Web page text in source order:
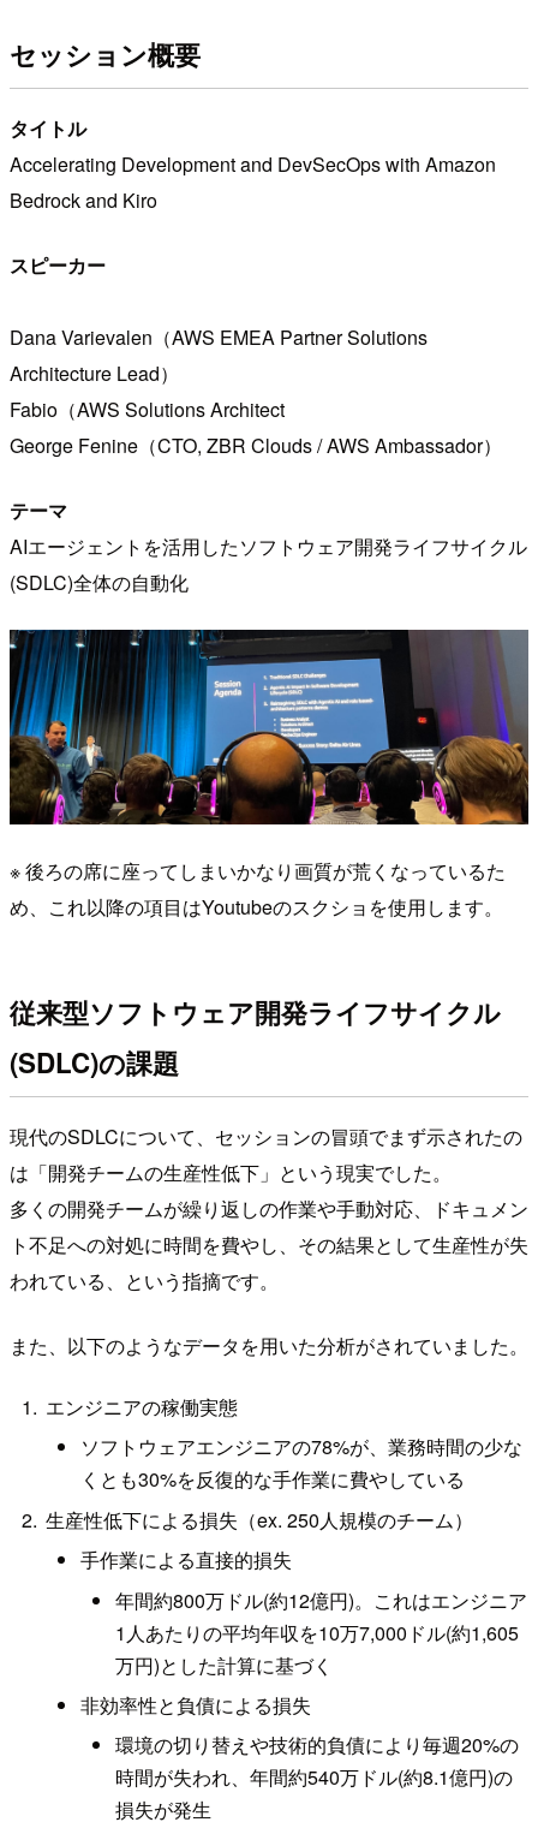
セッション概要
タイトル
Accelerating Development and DevSecOps with Amazon
Bedrock and Kiro
スピーカー
Dana Varievalen（AWS EMEA Partner Solutions
Architecture Lead）
Fabio（AWS Solutions Architect
George Fenine（CTO, ZBR Clouds / AWS Ambassador）
テーマ
AIエージェントを活用したソフトウェア開発ライフサイクル
(SDLC)全体の自動化
※ 後ろの席に座ってしまいかなり画質が荒くなっているた
め、これ以降の項目はYoutubeのスクショを使用します。
従来型ソフトウェア開発ライフサイクル
(SDLC)の課題
現代のSDLCについて、セッションの冒頭でまず示されたの
は「開発チームの生産性低下」という現実でした。
多くの開発チームが繰り返しの作業や手動対応、ドキュメン
ト不足への対処に時間を費やし、その結果として生産性が失
われている、という指摘です。
また、以下のようなデータを用いた分析がされていました。
エンジニアの稼働実態
ソフトウェアエンジニアの78%が、業務時間の少な
くとも30%を反復的な手作業に費やしている
生産性低下による損失（ex. 250人規模のチーム）
手作業による直接的損失
年間約800万ドル(約12億円)。これはエンジニア
1人あたりの平均年収を10万7,000ドル(約1,605
万円)とした計算に基づく
非効率性と負債による損失
環境の切り替えや技術的負債により毎週20%の
時間が失われ、年間約540万ドル(約8.1億円)の
損失が発生